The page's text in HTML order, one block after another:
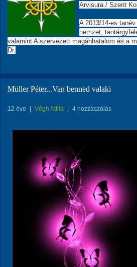
Arvisura / Szent
A 2013/14-es
nemzet,
valamint A szervezett magánhatalom és a
Dr.
Müller Péter...Van benned valaki
12 éve Végh Attila 4 hozzászólás